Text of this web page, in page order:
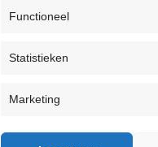
Functioneel
Statistieken
Marketing